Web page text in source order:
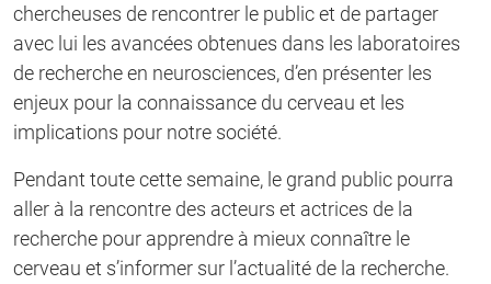
chercheuses de rencontrer le public et de partager
avec lui les avancées obtenues dans les laboratoires
de recherche en neurosciences, d’en présenter les
enjeux pour la connaissance du cerveau et les
implications pour notre société.
Pendant toute cette semaine, le grand public pourra
aller à la rencontre des acteurs et actrices de la
recherche pour apprendre à mieux connaître le
cerveau et s’informer sur l’actualité de la recherche.